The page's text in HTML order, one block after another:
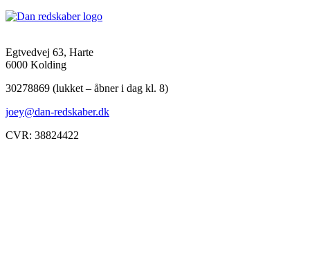
Egtvedvej 63, Harte
6000 Kolding
30278869 (lukket – åbner i dag kl. 8)
joey@dan-redskaber.dk
CVR: 38824422